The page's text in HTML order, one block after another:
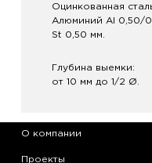
Оцинкованная
Алюминий Аl 0,50/
St 0,50 мм.
Глубина выемки:
от 10 мм до 1/2 Ø.
О компании
Проекты